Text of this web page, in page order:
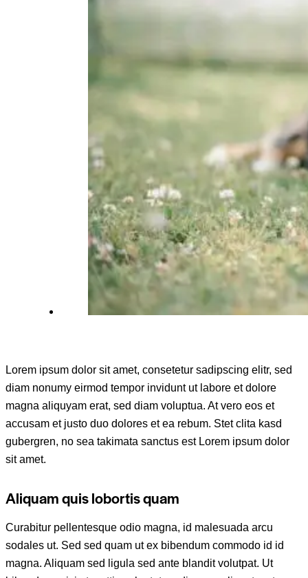
Lorem ipsum dolor sit amet, consetetur sadipscing elitr, sed
diam nonumy eirmod tempor invidunt ut labore et dolore
magna aliquyam erat, sed diam voluptua. At vero eos et
accusam et justo duo dolores et ea rebum. Stet clita kasd
gubergren, no sea takimata sanctus est Lorem ipsum dolor
sit amet.
Aliquam quis lobortis quam
Curabitur pellentesque odio magna, id malesuada arcu
sodales ut. Sed sed quam ut ex bibendum commodo id id
magna. Aliquam sed ligula sed ante blandit volutpat. Ut